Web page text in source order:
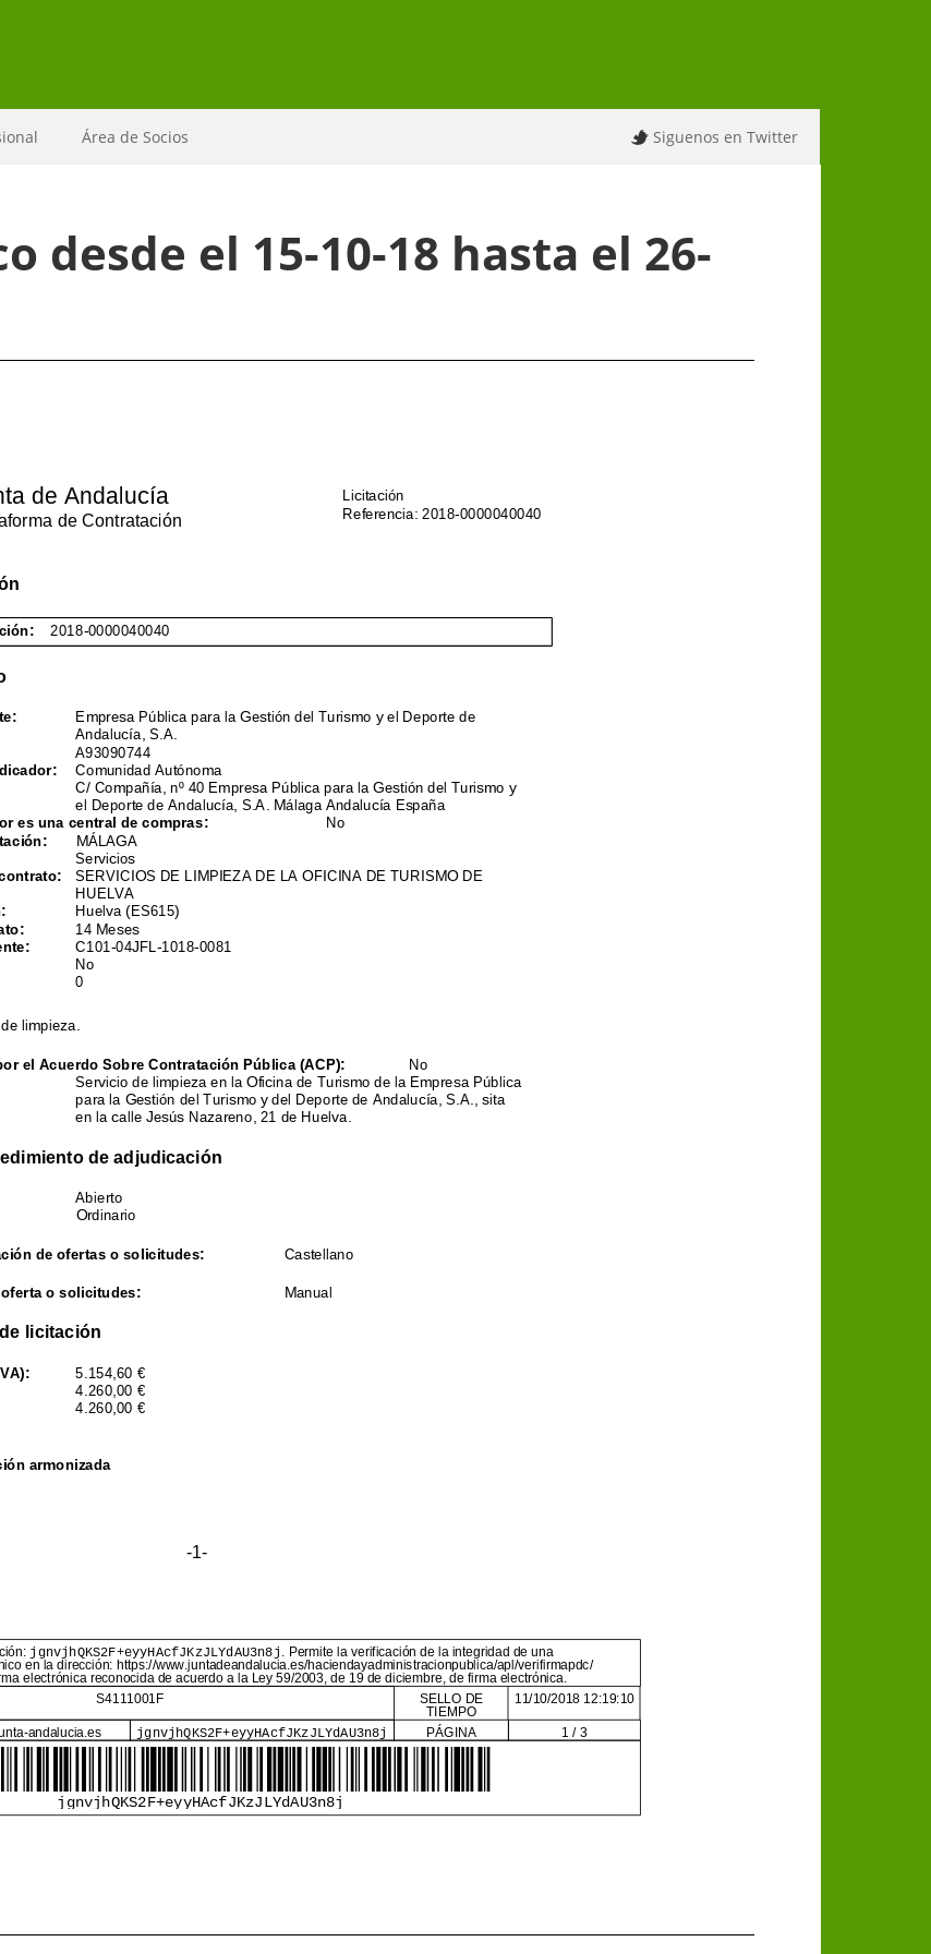
Área de Socios Siguenos en Twitter
desde el 15-10-18 hasta el 26-